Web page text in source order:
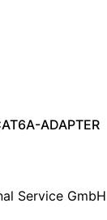
ADAPTER
Service GmbH